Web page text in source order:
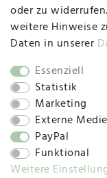
Mittwoch
09:00 Uhr bis
SOCIAL
oder zu
weitere Hinweise
Daten in unserer
Essenziell
Statistik
Marketing
Externe
PayPal
Funktional
Weitere